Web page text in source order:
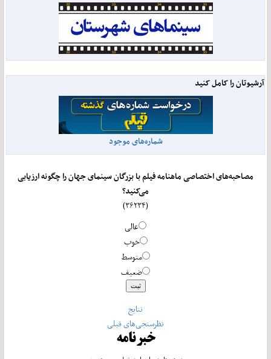
آرشیوتان را کامل کنید
شماره‌های موجود
مصاحبه‌های اختصاصی ماهنامه فیلم با بزرگان سینمای جهان را چگونه ارزیابی
می‌کنید؟
عالی
خوب
متوسط
ضعیف
نتایج
نظرسنجی‌های قبلی
خبرنامه